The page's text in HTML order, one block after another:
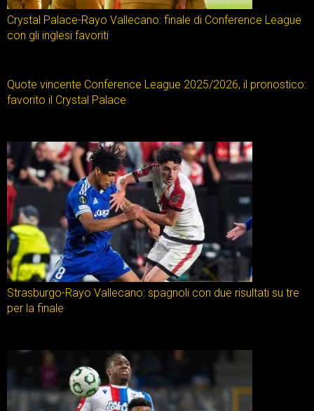
Crystal Palace-Rayo Vallecano: finale di Conference League
con gli inglesi favoriti
Quote vincente Conference League 2025/2026, il pronostico:
favorito il Crystal Palace
Strasburgo-Rayo Vallecano: spagnoli con due risultati su tre
per la finale